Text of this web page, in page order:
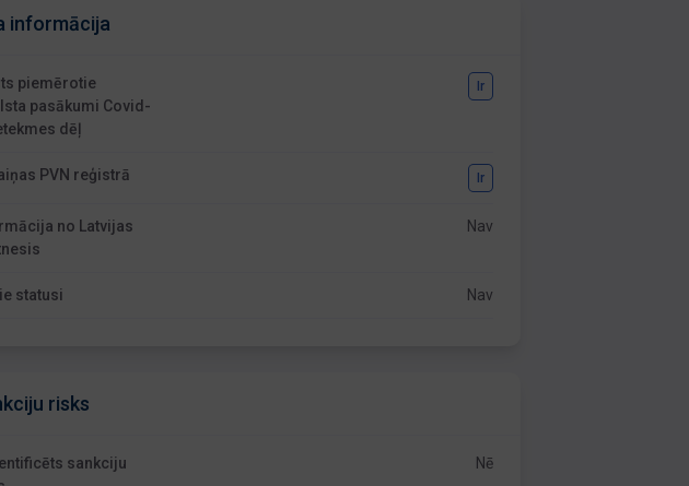
informācija
piemērotie
pasākumi Covid-
dēļ
Ir
PVN reģistrā Ir
no Latvijas
Nav
statusi Nav
risks
sankciju
Nē